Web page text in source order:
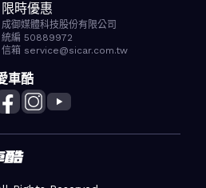
限時優惠
成御媒體科技股份有限公司
統編 50889972
信箱 service@sicar.com.tw
車酷